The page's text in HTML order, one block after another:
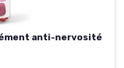
anti-nervosité